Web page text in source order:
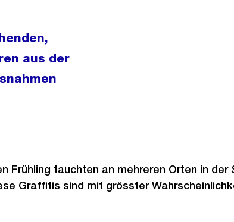
aus der
Frühling tauchten an mehreren Orten in der
Graffitis sind mit grösster